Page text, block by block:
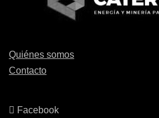
Quiénes somos
Contacto
Facebook